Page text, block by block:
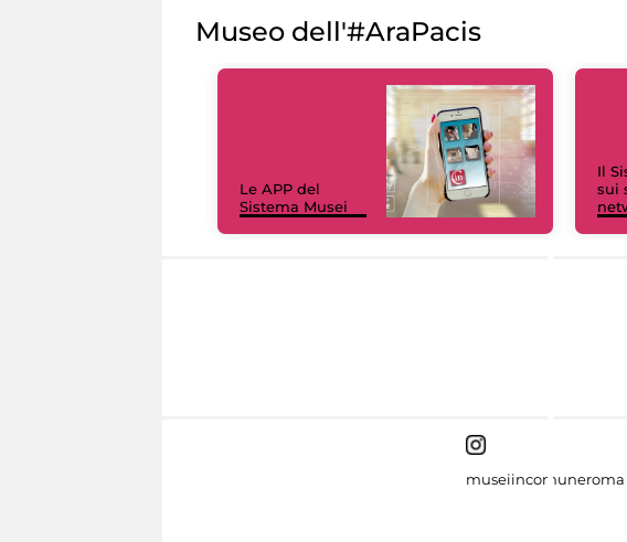
Museo dell'#AraPacis
Le APP del
Sistema Musei
Il
sui
museiincomuneroma